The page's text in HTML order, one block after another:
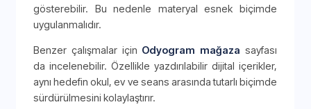
gösterebilir. Bu nedenle materyal esnek biçimde
uygulanmalıdır.
Benzer çalışmalar için Odyogram mağaza sayfası
da incelenebilir. Özellikle yazdırılabilir dijital içerikler,
aynı hedefin okul, ev ve seans arasında tutarlı biçimde
sürdürülmesini kolaylaştırır.